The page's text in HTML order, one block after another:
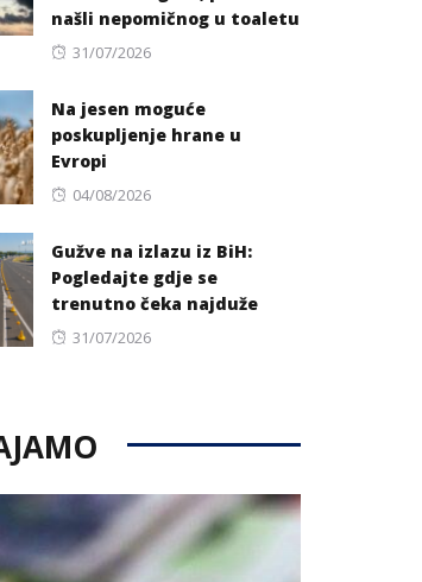
našli nepomičnog u toaletu
Posted
31/07/2026
Na jesen moguće
poskupljenje hrane u
Evropi
Posted
04/08/2026
Gužve na izlazu iz BiH:
Pogledajte gdje se
trenutno čeka najduže
Posted
31/07/2026